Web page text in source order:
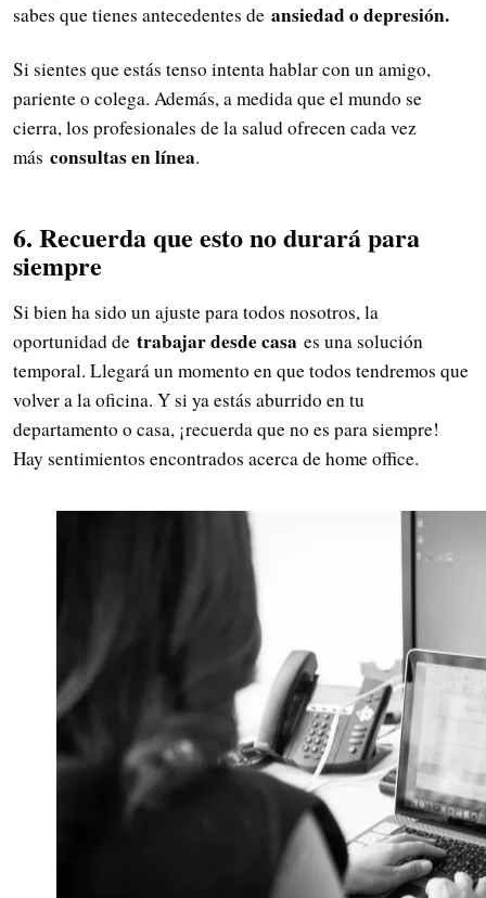
sabes que tienes antecedentes de ansiedad o depresión.
Si sientes que estás tenso intenta hablar con un amigo,
pariente o colega. Además, a medida que el mundo se
cierra, los profesionales de la salud ofrecen cada vez
más consultas en línea.
6. Recuerda que esto no durará para
siempre
Si bien ha sido un ajuste para todos nosotros, la
oportunidad de trabajar desde casa es una solución
temporal. Llegará un momento en que todos tendremos que
volver a la oficina. Y si ya estás aburrido en tu
departamento o casa, ¡recuerda que no es para siempre!
Hay sentimientos encontrados acerca de home office.